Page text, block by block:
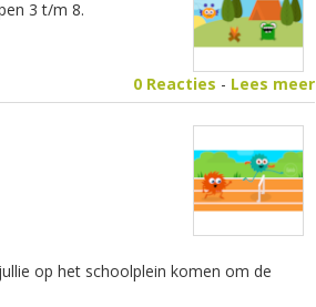
3 t/m 8.
0 Reacties - Lees meer
op het schoolplein komen om de